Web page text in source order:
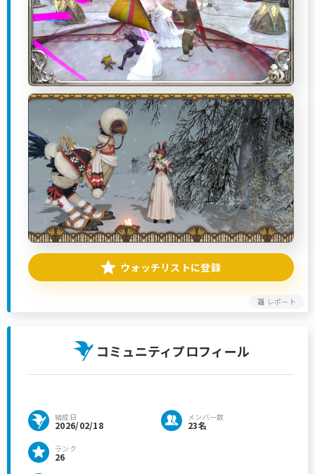
レポート
ウォッチリストに登録
コミュニティプロフィール
結成日
2026/02/18
メンバー数
23名
ランク
26